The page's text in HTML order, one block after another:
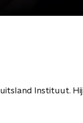
Instituut. Hij